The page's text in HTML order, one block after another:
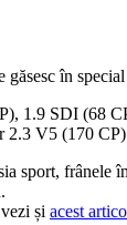
în
1.9 SDI (68
2.3 V5 (170 CP)
sport,
și acest